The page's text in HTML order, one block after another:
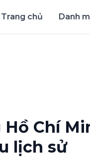
Trang chủ Danh
Hồ Chí
lịch sử